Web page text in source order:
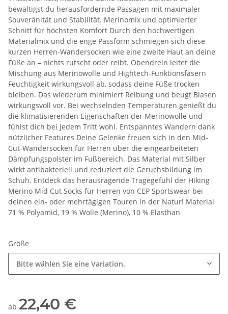
bewältigst du herausfordernde Passagen mit maximaler
Souveränität und Stabilität. Merinomix und optimierter
Schnitt für höchsten Komfort Durch den hochwertigen
Materialmix und die enge Passform schmiegen sich diese
kurzen Herren-Wandersocken wie eine zweite Haut an deine
Füße an – nichts rutscht oder reibt. Obendrein leitet die
Mischung aus Merinowolle und Hightech-Funktionsfasern
Feuchtigkeit wirkungsvoll ab, sodass deine Füße trocken
bleiben. Das wiederum minimiert Reibung und beugt Blasen
wirkungsvoll vor. Bei wechselnden Temperaturen genießt du
die klimatisierenden Eigenschaften der Merinowolle und
fühlst dich bei jedem Tritt wohl. Entspanntes Wandern dank
nützlicher Features Deine Gelenke freuen sich in den Mid-
Cut-Wandersocken für Herren über die eingearbeiteten
Dämpfungspolster im Fußbereich. Das Material mit Silber
wirkt antibakteriell und reduziert die Geruchsbildung im
Schuh. Entdeck das herausragende Tragegefühl der Hiking
Merino Mid Cut Socks für Herren von CEP Sportswear bei
deinen ein- oder mehrtägigen Touren in der Natur! Material
71 % Polyamid, 19 % Wolle (Merino), 10 % Elasthan
Größe
Bitte wählen Sie eine Variation.
ab 22,40 €